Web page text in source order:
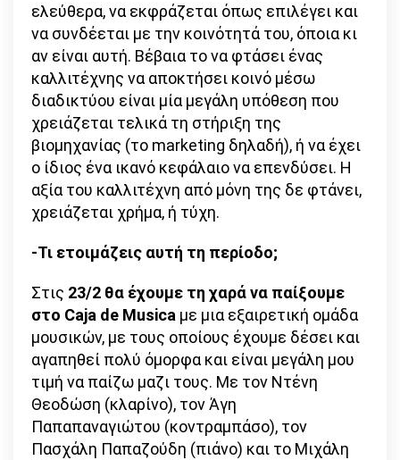
ελεύθερα, να εκφράζεται όπως επιλέγει και
να συνδέεται με την κοινότητά του, όποια κι
αν είναι αυτή. Βέβαια το να φτάσει ένας
καλλιτέχνης να αποκτήσει κοινό μέσω
διαδικτύου είναι μία μεγάλη υπόθεση που
χρειάζεται τελικά τη στήριξη της
βιομηχανίας (το marketing δηλαδή), ή να έχει
ο ίδιος ένα ικανό κεφάλαιο να επενδύσει. Η
αξία του καλλιτέχνη από μόνη της δε φτάνει,
χρειάζεται χρήμα, ή τύχη.
-Τι ετοιμάζεις αυτή τη περίοδο;
Στις 23/2 θα έχουμε τη χαρά να παίξουμε
στο Caja de Musica με μια εξαιρετική ομάδα
μουσικών, με τους οποίους έχουμε δέσει και
αγαπηθεί πολύ όμορφα και είναι μεγάλη μου
τιμή να παίζω μαζι τους. Με τον Ντένη
Θεοδώση (κλαρίνο), τον Άγη
Παπαπαναγιώτου (κοντραμπάσο), τον
Πασχάλη Παπαζούδη (πιάνο) και το Μιχάλη